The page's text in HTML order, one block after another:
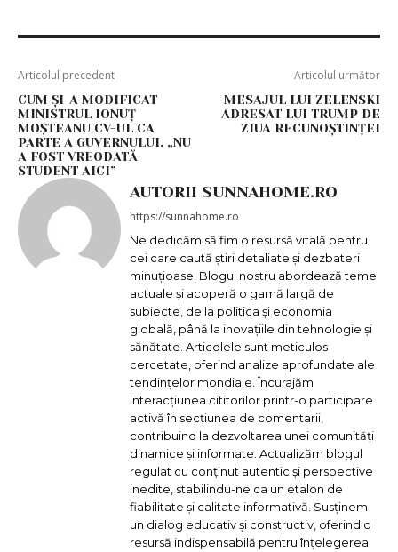
Articolul precedent
CUM ȘI-A MODIFICAT
MINISTRUL IONUȚ
MOȘTEANU CV-UL CA
PARTE A GUVERNULUI. „NU
A FOST VREODATĂ
STUDENT AICI”
Articolul următor
MESAJUL LUI ZELENSKI
ADRESAT LUI TRUMP DE
ZIUA RECUNOȘTINȚEI
AUTORII SUNNAHOME.RO
https://sunnahome.ro
Ne dedicăm să fim o resursă vitală pentru
cei care caută știri detaliate și dezbateri
minuțioase. Blogul nostru abordează teme
actuale și acoperă o gamă largă de
subiecte, de la politica și economia
globală, până la inovațiile din tehnologie și
sănătate. Articolele sunt meticulos
cercetate, oferind analize aprofundate ale
tendințelor mondiale. Încurajăm
interacțiunea cititorilor printr-o participare
activă în secțiunea de comentarii,
contribuind la dezvoltarea unei comunități
dinamice și informate. Actualizăm blogul
regulat cu conținut autentic și perspective
inedite, stabilindu-ne ca un etalon de
fiabilitate și calitate informativă. Susținem
un dialog educativ și constructiv, oferind o
resursă indispensabilă pentru înțelegerea